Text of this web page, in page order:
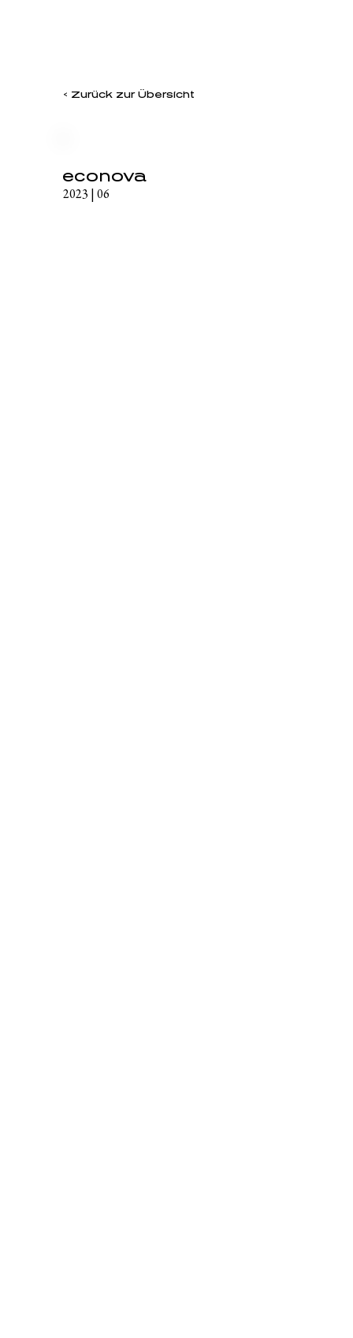
< Zurück zur Übersicht
econova
2023 | 06